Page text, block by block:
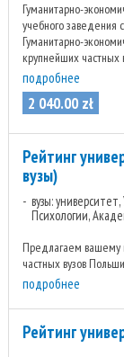
Гуманитарно-
учебного заведения
Гуманитарно-
крупнейших частных
подробнее
2 040.00 zł
Рейтинг
вузы)
вузы:
Психологии,
Предлагаем вашему
частных вузов
подробнее
Рейтинг